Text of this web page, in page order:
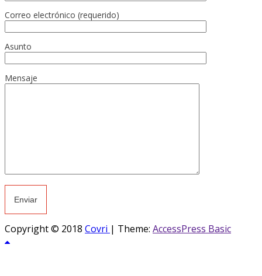
Correo electrónico (requerido)
Asunto
Mensaje
Copyright © 2018 Covri | Theme: AccessPress Basic